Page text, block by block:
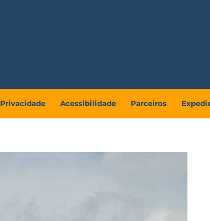
Privacidade Acessibilidade Parceiros